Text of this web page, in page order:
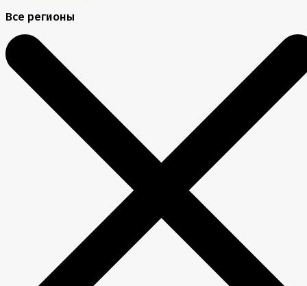
Все регионы